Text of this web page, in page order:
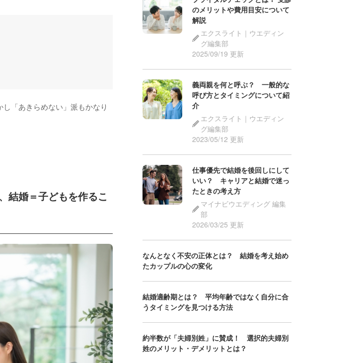
「あきらめない」派もかなり
結婚＝子どもを作るこ
のメリットや費用目安について
解説
エクスライト｜ウエディン
グ編集部
2025/09/19 更新
義両親を何と呼ぶ？ 一般的な
呼び方とタイミングについて紹
介
エクスライト｜ウエディン
グ編集部
2023/05/12 更新
仕事優先で結婚を後回しにして
いい？ キャリアと結婚で迷っ
たときの考え方
マイナビウエディング 編集
部
2026/03/25 更新
なんとなく不安の正体とは？ 結婚を考え始め
たカップルの心の変化
結婚適齢期とは？ 平均年齢ではなく自分に合
うタイミングを見つける方法
約半数が「夫婦別姓」に賛成！ 選択的夫婦別
姓のメリット・デメリットとは？